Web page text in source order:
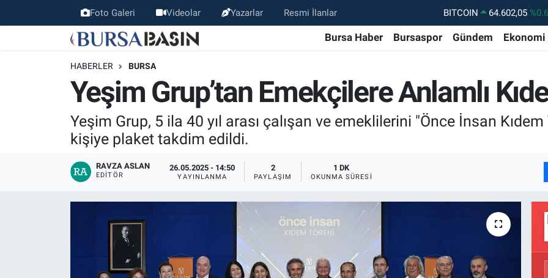
Foto Galeri Videolar Yazarlar Resmi İlanlar
DOLAR
47,6006
EURO
55,0250 %0.02
GRAM ALTIN
6513.94
13.768 %48
Bursa Haber Bursaspor Gündem Ekonomi
HABERLER BURSA
Yeşim Grup’tan Emekçilere Anlamlı
Yeşim Grup, 5 ila 40 yıl arası çalışan ve emeklilerini "Önce İnsan
kişiye plaket takdim edildi.
RAVZA ASLAN
EDITÖR
26.05.2025 - 14:50
YAYINLANMA
2
PAYLAŞIM
1 DK
OKUNMA SÜRESI
Bursa Haber
Bilim, Teknoloji
KÜLTÜR-SANAT
Bursa Nöbetçi Eczaneler
Bursa Hava Durumu
Bursa Namaz Vakitleri
Bursa Trafik Yoğunluk Haritası
Süper Lig Puan Durumu ve Fikstür
Tüm Manşetler
Son Dakika Haberleri